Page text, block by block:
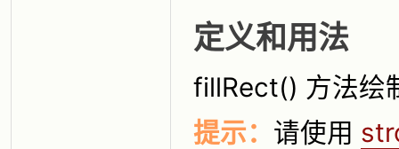
定义和用法
fillRect() 方法绘
提示： 请使用